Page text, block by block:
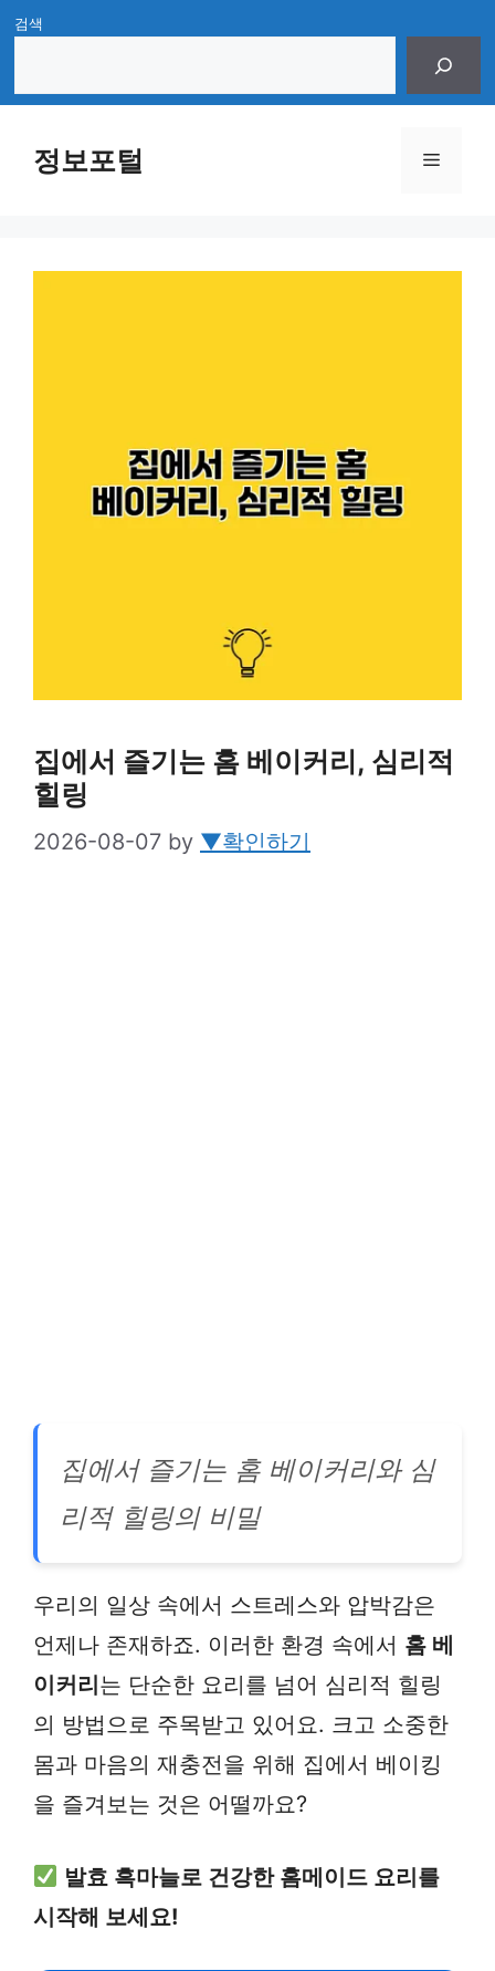
Skip
content
검색
정보포털 Menu
집에서 즐기는 홈 베이커리, 심리적
힐링
2026-08-07 by ▼확인하기
집에서 즐기는 홈 베이커리와 심
리적 힐링의 비밀
우리의 일상 속에서 스트레스와 압박감은
언제나 존재하죠. 이러한 환경 속에서 홈 베
이커리는 단순한 요리를 넘어 심리적 힐링
의 방법으로 주목받고 있어요. 크고 소중한
몸과 마음의 재충전을 위해 집에서 베이킹
을 즐겨보는 것은 어떨까요?
발효 흑마늘로 건강한 홈메이드 요리를
시작해 보세요!